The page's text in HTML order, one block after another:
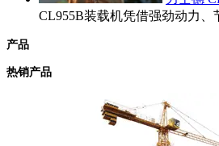
CL955B装载机凭借强劲动力
产品
热销产品